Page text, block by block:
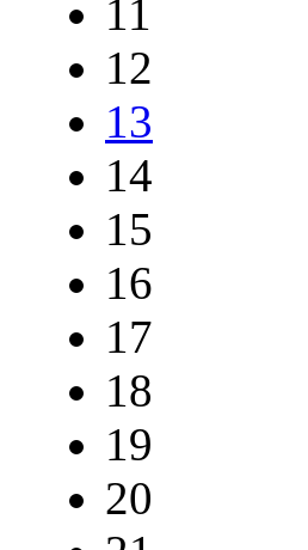
11
12
13
14
15
16
17
18
19
20